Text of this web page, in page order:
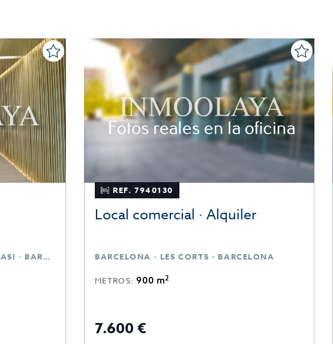
BARCELONA · SARRIA-SANT GERVASI · BARCELONA
REF. 7940130
Local comercial · Alquiler
BARCELONA · LES CORTS · BARCELONA
METROS:900 m2
7.600 €